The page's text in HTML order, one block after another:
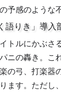
予感のような
語りき」導入
トルにかぶさ
ニの轟き。こ
の弓、打楽器
ます。ただし